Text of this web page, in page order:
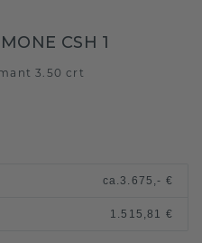
CSH 1
3.50 crt
ca.3.675,- €
1.515,81 €